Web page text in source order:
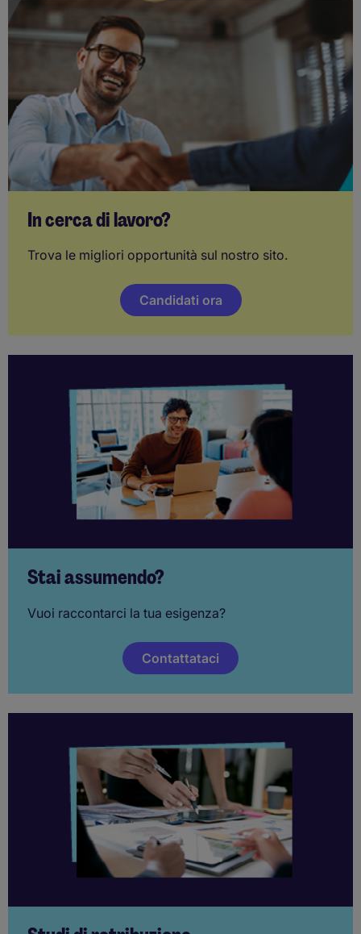
In cerca di lavoro?
Trova le migliori opportunità sul nostro sito.
Candidati ora
Stai assumendo?
Vuoi raccontarci la tua esigenza?
Contattataci